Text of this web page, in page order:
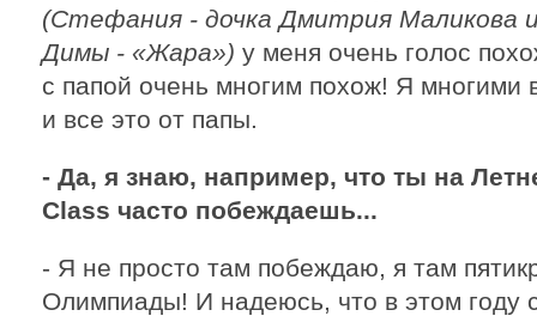
(Стефания - дочка Дмитрия Маликова
Димы - «Жара») у меня очень голос
с папой очень многим похож! Я многими
и все это от папы.
- Да, я знаю, например, что ты на
Class часто побеждаешь...
- Я не просто там побеждаю, я там
Олимпиады! И надеюсь, что в этом году